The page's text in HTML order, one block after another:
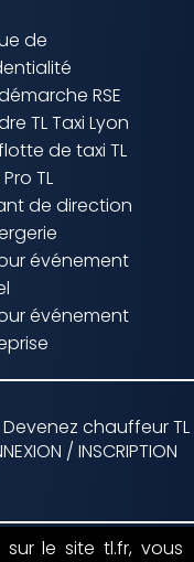
de
RSE
TL Taxi Lyon
de taxi TL
TL
de direction
événement
événement
Devenez chauffeur TL
/ INSCRIPTION
le site tl.fr, vous